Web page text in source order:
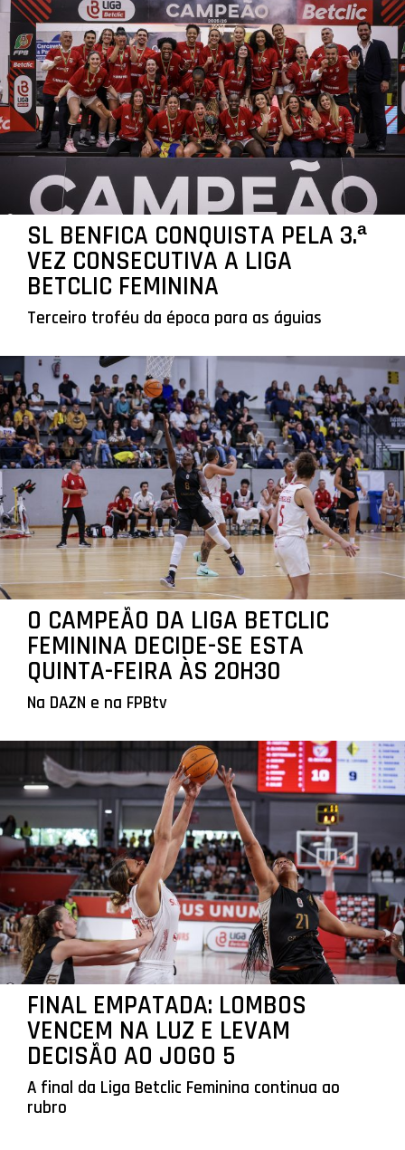
SL BENFICA CONQUISTA PELA 3.ª
VEZ CONSECUTIVA A LIGA
BETCLIC FEMININA
Terceiro troféu da época para as águias
O CAMPEÃO DA LIGA BETCLIC
FEMININA DECIDE-SE ESTA
QUINTA-FEIRA ÀS 20H30
Na DAZN e na FPBtv
FINAL EMPATADA: LOMBOS
VENCEM NA LUZ E LEVAM
DECISÃO AO JOGO 5
A final da Liga Betclic Feminina continua ao
rubro